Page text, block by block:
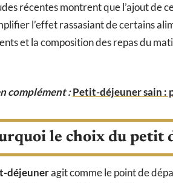
récentes montrent que l’ajout de
l’effet rassasiant de certains
et la composition des repas du
complément :Petit-déjeuner sain :
le choix du petit
déjeuneragit comme le point de